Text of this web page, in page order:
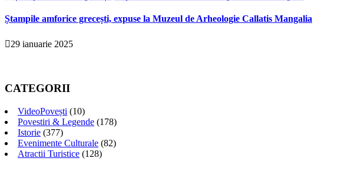
Ștampile amforice grecești, expuse la Muzeul de Arheologie Callatis Mangalia
29 ianuarie 2025
CATEGORII
VideoPovești (10)
Povestiri & Legende (178)
Istorie (377)
Evenimente Culturale (82)
Atractii Turistice (128)